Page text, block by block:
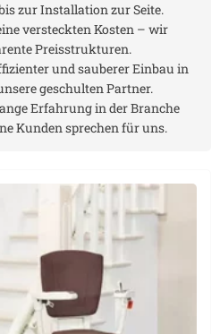
zur Installation zur Seite.
versteckten Kosten – wir
Preisstrukturen.
und sauberer Einbau in
geschulten Partner.
Erfahrung in der Branche
Kunden sprechen für uns.